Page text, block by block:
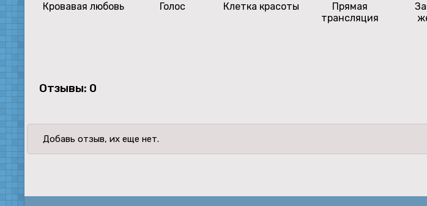
Кровавая любовь Голос Клетка красоты
Прямая
трансляция
Отзывы: 0
Добавь отзыв, их еще нет.